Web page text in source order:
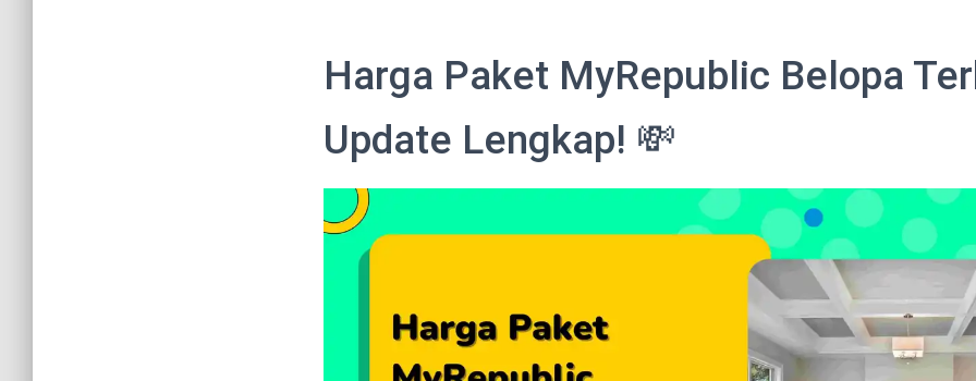
Harga Paket MyRepublic Belopa
Update Lengkap! 💸